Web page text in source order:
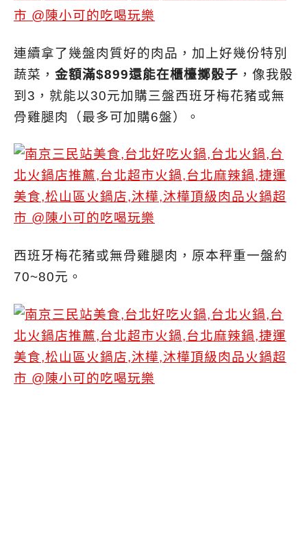
連續拿了幾盤肉質好的肉品，加上好幾份特別
蔬菜， 金額滿$899還能在櫃檯擲骰子 ，像我骰
到3，就能以30元加購三盤西班牙梅花豬或無
骨雞腿肉（最多可加購6盤）。
西班牙梅花豬或無骨雞腿肉，原本秤重一盤約
70~80元。